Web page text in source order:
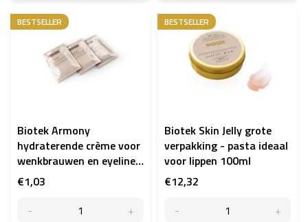
BESTSELLER
Biotek Armony
hydraterende crème voor
wenkbrauwen en eyeliner
4ml
€1,03
BESTSELLER
Biotek Skin Jelly grote
verpakking - pasta ideaal
voor lippen 100ml
€12,32